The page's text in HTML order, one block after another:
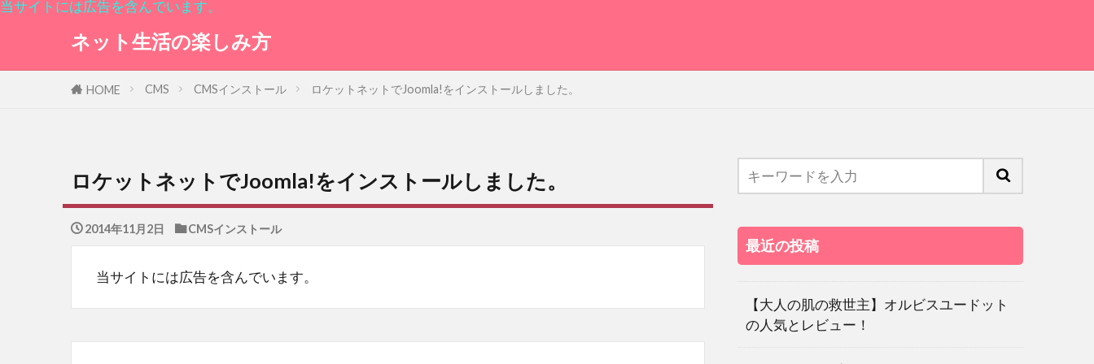
当サイトには広告を含んでいます。
ネット生活の楽しみ方
HOME CMS CMSインストール ロケットネットでJoomla!をインストールしました。
ロケットネットでJoomla!をインストールしました。
2014年11月2日 CMSインストール
当サイトには広告を含んでいます。
最近の投稿
【大人の肌の救世主】オルビスユードット
の人気とレビュー！